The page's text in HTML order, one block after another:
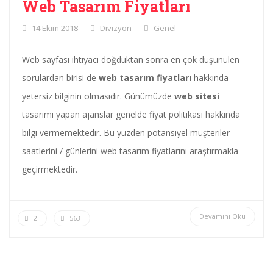
Web Tasarım Fiyatları
14 Ekim 2018 Divizyon Genel
Web sayfası ihtiyacı doğduktan sonra en çok düşünülen
sorulardan birisi de web tasarım fiyatları hakkında
yetersiz bilginin olmasıdır. Günümüzde web sitesi
tasarımı yapan ajanslar genelde fiyat politikası hakkında
bilgi vermemektedir. Bu yüzden potansiyel müşteriler
saatlerini / günlerini web tasarım fiyatlarını araştırmakla
geçirmektedir.
Devamını Oku
2 563